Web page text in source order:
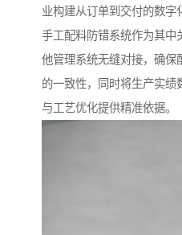
业构建从订单到交付的数字
手工配料防错系统作为其中
他管理系统无缝对接，确保
的一致性，同时将生产实绩
与工艺优化提供精准依据。